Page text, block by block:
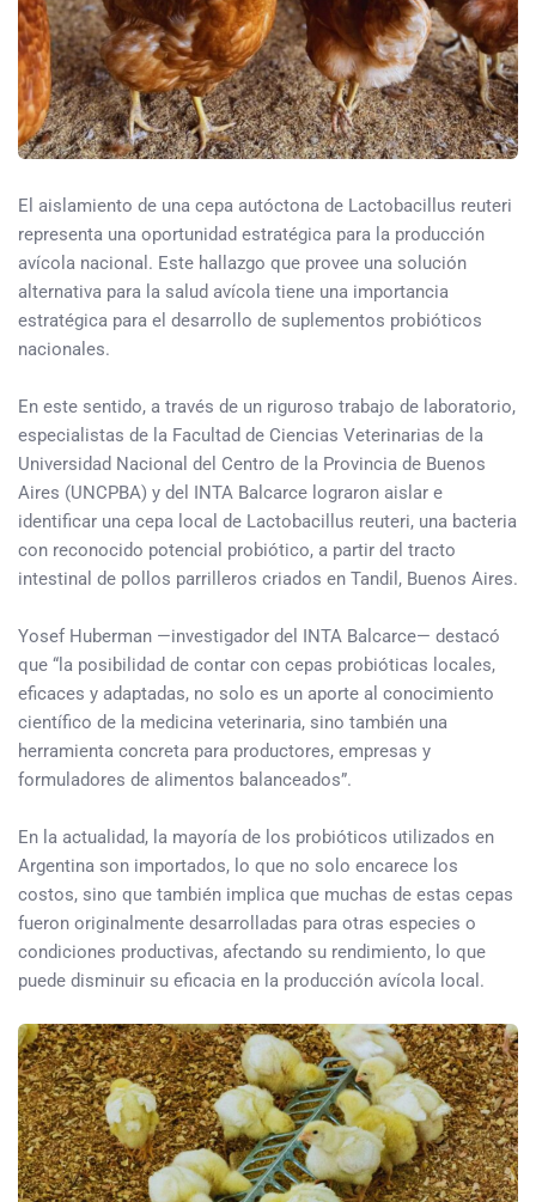
El aislamiento de una cepa autóctona de Lactobacillus reuteri
representa una oportunidad estratégica para la producción
avícola nacional. Este hallazgo que provee una solución
alternativa para la salud avícola tiene una importancia
estratégica para el desarrollo de suplementos probióticos
nacionales.
En este sentido, a través de un riguroso trabajo de laboratorio,
especialistas de la Facultad de Ciencias Veterinarias de la
Universidad Nacional del Centro de la Provincia de Buenos
Aires (UNCPBA) y del INTA Balcarce lograron aislar e
identificar una cepa local de Lactobacillus reuteri, una bacteria
con reconocido potencial probiótico, a partir del tracto
intestinal de pollos parrilleros criados en Tandil, Buenos Aires.
Yosef Huberman —investigador del INTA Balcarce— destacó
que “la posibilidad de contar con cepas probióticas locales,
eficaces y adaptadas, no solo es un aporte al conocimiento
científico de la medicina veterinaria, sino también una
herramienta concreta para productores, empresas y
formuladores de alimentos balanceados”.
En la actualidad, la mayoría de los probióticos utilizados en
Argentina son importados, lo que no solo encarece los
costos, sino que también implica que muchas de estas cepas
fueron originalmente desarrolladas para otras especies o
condiciones productivas, afectando su rendimiento, lo que
puede disminuir su eficacia en la producción avícola local.